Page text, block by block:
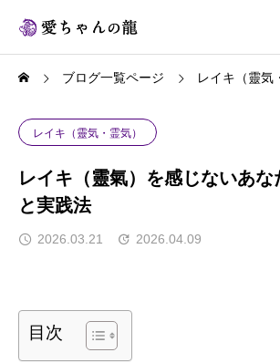
ブログ一覧ページ レイキ（靈気
レイキ（靈気・霊気）
レイキ（靈氣）を感じないあ
と実践法
2026.03.21 2026.04.09
目次